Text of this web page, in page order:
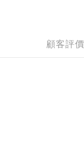
顧客評價